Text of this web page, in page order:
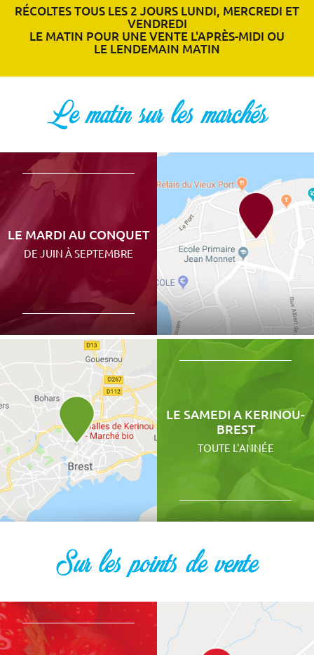
RÉCOLTES TOUS LES 2 JOURS LUNDI, MERCREDI ET
VENDREDI
LE MATIN POUR UNE VENTE L'APRÈS-MIDI OU
LE LENDEMAIN MATIN
Le matin sur les marchés
LE MARDI AU CONQUET
DE JUIN À SEPTEMBRE
LE SAMEDI A KERINOU-
BREST
TOUTE L'ANNÉE
Sur les points de vente